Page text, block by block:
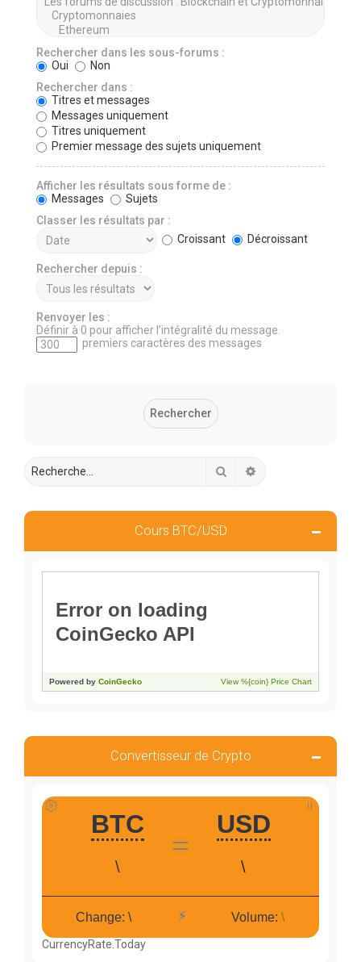
Rechercher dans les sous-forums :
Oui
Non
Rechercher dans :
Titres et messages
Messages uniquement
Titres uniquement
Premier message des sujets uniquement
Afficher les résultats sous forme de :
Messages
Sujets
Classer les résultats par :
Croissant
Décroissant
Rechercher depuis :
Renvoyer les :
Définir à 0 pour afficher l’intégralité du message.
premiers caractères des messages
Rechercher
Cours BTC/USD
Convertisseur de Crypto
CurrencyRate.Today